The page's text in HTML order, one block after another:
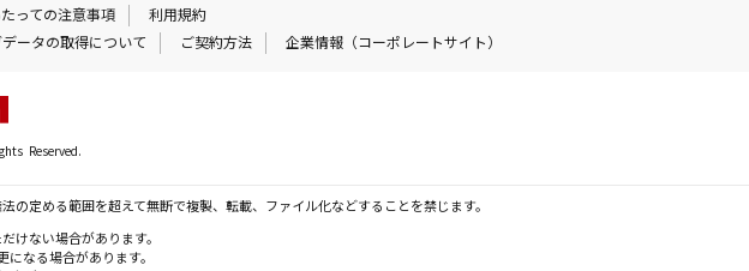
っての注意事項
利用規約
ータの取得について ご契約方法 企業情報（コーポレートサイト）
Reserved.
の定める範囲を超えて無断で複製、転載、ファイル化などすることを禁じます。
けない場合があります。
なる場合があります。